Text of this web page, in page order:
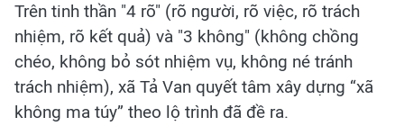
Trên tinh thần "4 rõ" (rõ người, rõ việc, rõ trách
nhiệm, rõ kết quả) và "3 không" (không chồng
chéo, không bỏ sót nhiệm vụ, không né tránh
trách nhiệm), xã Tả Van quyết tâm xây dựng “xã
không ma túy” theo lộ trình đã đề ra.